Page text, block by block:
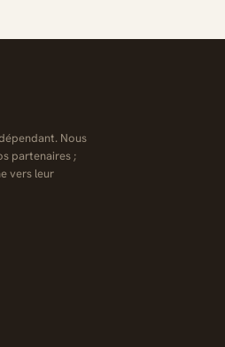
Nous
partenaires ;
vers leur